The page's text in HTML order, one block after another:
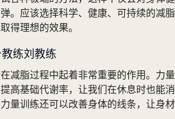
。应该选择科学、健康、可持续的减脂
得理想的效果。
教练刘教练
减脂过程中起着非常重要的作用。力量
高基础代谢率，让我们在休息时也能消
量训练还可以改善身体的线条，让身材